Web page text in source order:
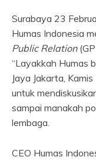
Surabaya 23
Humas Indonesia
Public Relation
“Layakkah Humas
Jaya Jakarta,
untuk
sampai manakah
lembaga.
CEO Humas